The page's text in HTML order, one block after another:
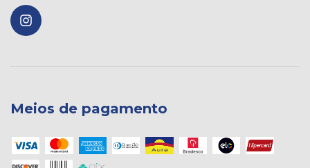
Meios de pagamento